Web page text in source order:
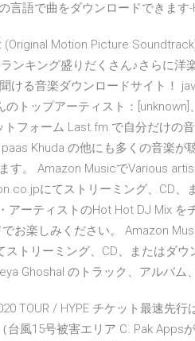
言語で曲をダウンロードできます
(Original Motion Picture
ンキング盛りだくさん♪さらに洋
ける音楽ダウンロードサイト！
のトップアーティスト：
フォーム Last.fm で自分だけの
Khuda の他にも多くの音楽が
す。 Amazon MusicでVarious
にてストリーミング、CD、
アーティストのHot Hot DJ Mix を
お楽しみください。 Amazon
トリーミング、CD、またはダウ
Ghoshal のトラック、アルバム
TOUR / HYPE チケット最速先行
風15号被害エリア C. Pak Apps